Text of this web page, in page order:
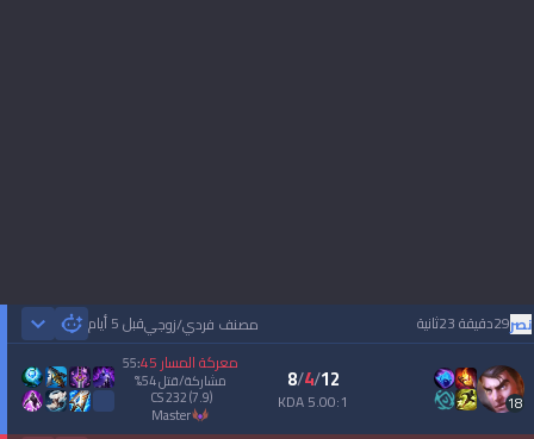
مصنف فردي/زوجيقبل 5 أيام نصر29دقيقة 23ثانية
18
12
/
4
/
8
5.00:1 KDA
معركة المسار45
:
55
مشاركة/قتل54
%
CS232(7.9)
master